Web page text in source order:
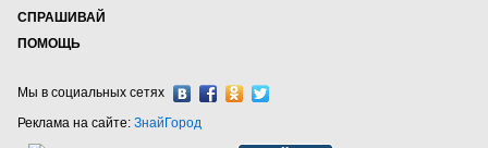
СПРАШИВАЙ
ПОМОЩЬ
Мы в социальных сетях
Реклама на сайте: ЗнайГород